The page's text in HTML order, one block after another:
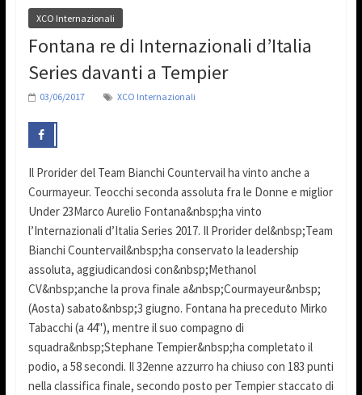
XCO Internazionali
Fontana re di Internazionali d’Italia
Series davanti a Tempier
03/06/2017 XCO Internazionali
Il Prorider del Team Bianchi Countervail ha vinto anche a
Courmayeur. Teocchi seconda assoluta fra le Donne e miglior
Under 23Marco Aurelio Fontana&nbsp;ha vinto
l’Internazionali d’Italia Series 2017. Il Prorider del&nbsp;Team
Bianchi Countervail&nbsp;ha conservato la leadership
assoluta, aggiudicandosi con&nbsp;Methanol
CV&nbsp;anche la prova finale a&nbsp;Courmayeur&nbsp;
(Aosta) sabato&nbsp;3 giugno. Fontana ha preceduto Mirko
Tabacchi (a 44"), mentre il suo compagno di
squadra&nbsp;Stephane Tempier&nbsp;ha completato il
podio, a 58 secondi. Il 32enne azzurro ha chiuso con 183 punti
nella classifica finale, secondo posto per Tempier staccato di